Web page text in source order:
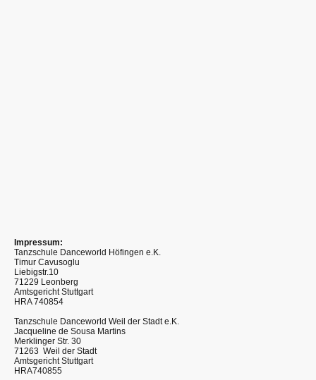
Impressum:
Tanzschule Danceworld Höfingen e.K.
Timur Cavusoglu
Liebigstr.10
71229 Leonberg
Amtsgericht Stuttgart
HRA 740854
Tanzschule Danceworld Weil der Stadt e.K.
Jacqueline de Sousa Martins
Merklinger Str. 30
71263 Weil der Stadt
Amtsgericht Stuttgart
HRA740855